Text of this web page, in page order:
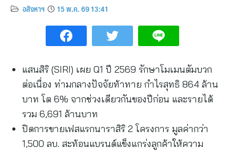
อสังหาฯ 15 พ.ค. 69 13:41
แสนสิริ (SIRI) เผย Q1 ปี 2569 รักษาโมเมนตัมบวก
ต่อเนื่อง ท่ามกลางปัจจัยท้าทาย กำไรสุทธิ 864 ล้าน
บาท โต 6% จากช่วงเดียวกันของปีก่อน และรายได้
รวม 6,691 ล้านบาท
ปิดการขายเฟสแรกนาราสิริ 2 โครงการ มูลค่ากว่า
1,500 ลบ. สะท้อนแบรนด์แข็งแกร่งลูกค้าให้ความ